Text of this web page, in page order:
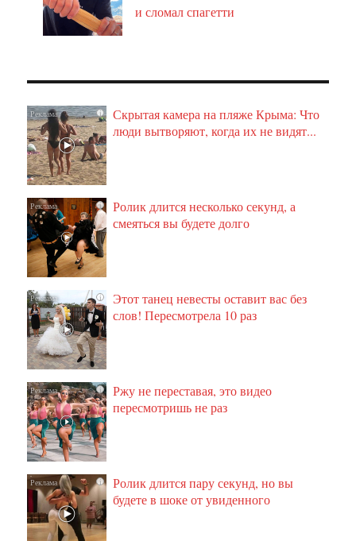
и сломал спагетти
i
Скрытая камера на пляже Крыма: Что
люди вытворяют, когда их не видят...
i
Ролик длится несколько секунд, а
смеяться вы будете долго
i
Этот танец невесты оставит вас без
слов! Пересмотрела 10 раз
i
Ржу не переставая, это видео
пересмотришь не раз
i
Ролик длится пару секунд, но вы
будете в шоке от увиденного